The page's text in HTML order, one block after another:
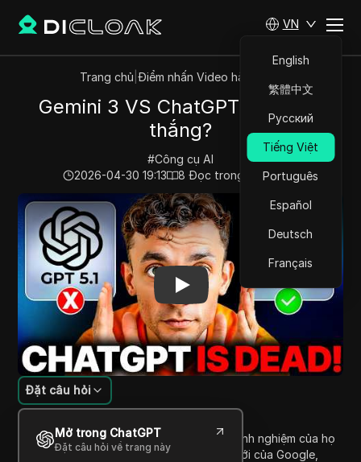
VN
English
繁體中文
Русский
Tiếng Việt
Português
Español
Deutsch
Français
Trang chủ Điểm nhấn Video hàng đầu
Gemini 3 VS ChatGPT: Ai chiến
thắng?
#Công cụ AI
2026-04-30 19:13
8 Đọc trong giây phút
Play Video:Gemini 3 VS ChatGPT: Ai chiến thắng?
Giới thiệu nội dung
Đặt câu hỏi
Mở trong ChatGPT
Đặt câu hỏi về trang này
Trong video này, người nói thảo luận về kinh nghiệm của họ
khi chuyển từ ChatGPT sang mô hình AI mới của Google,